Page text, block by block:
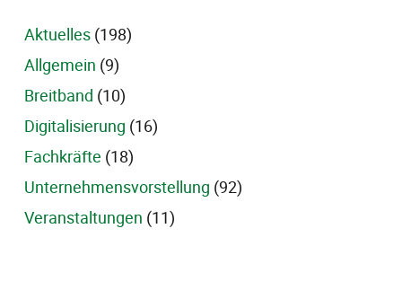
Aktuelles (198)
Allgemein (9)
Breitband (10)
Digitalisierung (16)
Fachkräfte (18)
Unternehmensvorstellung (92)
Veranstaltungen (11)